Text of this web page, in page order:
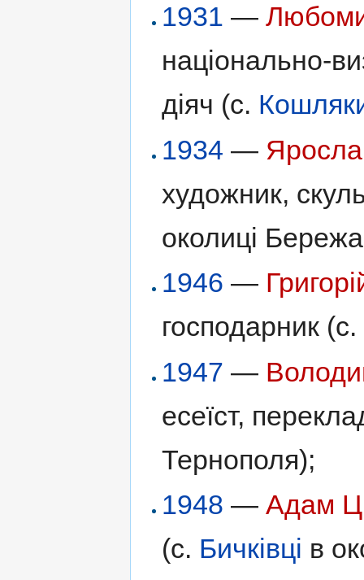
1931 —
національно-
діяч (с.
1934 —
художник,
околиці
1946 —
господарник (с.
1947 —
есеїст,
Тернополя);
1948 —Адам
(с. Бичківці в